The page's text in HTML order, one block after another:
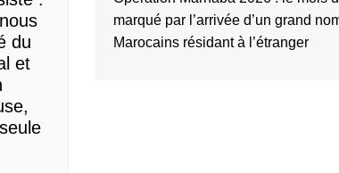
du
et
marqué par l’arrivée d’un grand
Marocains résidant à l’étranger